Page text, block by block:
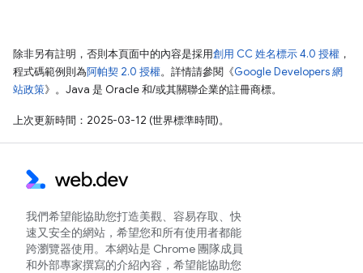
除非另有註明，否則本頁面中的內容是採用創用 CC 姓名標示 4.0 授權 ，
程式碼範例則為阿帕契 2.0 授權。詳情請參閱《Google Developers 網
站政策》。Java 是 Oracle 和/或其關聯企業的註冊商標。
上次更新時間：2025-03-12 (世界標準時間)。
我們希望能協助您打造美觀、容易存取、快
速又安全的網站，希望您和所有使用者都能
跨瀏覽器使用。本網站是 Chrome 團隊成員
和外部專家撰寫的介紹內容，希望能協助您